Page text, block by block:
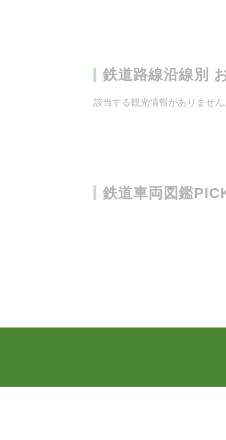
鉄道路線沿線別
該当する観光情報がありません
鉄道車両図鑑